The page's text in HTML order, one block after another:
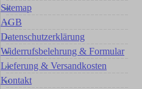
Sitemap
AGB
Datenschutzerklärung
Widerrufsbelehrung & Formular
Lieferung & Versandkosten
Kontakt